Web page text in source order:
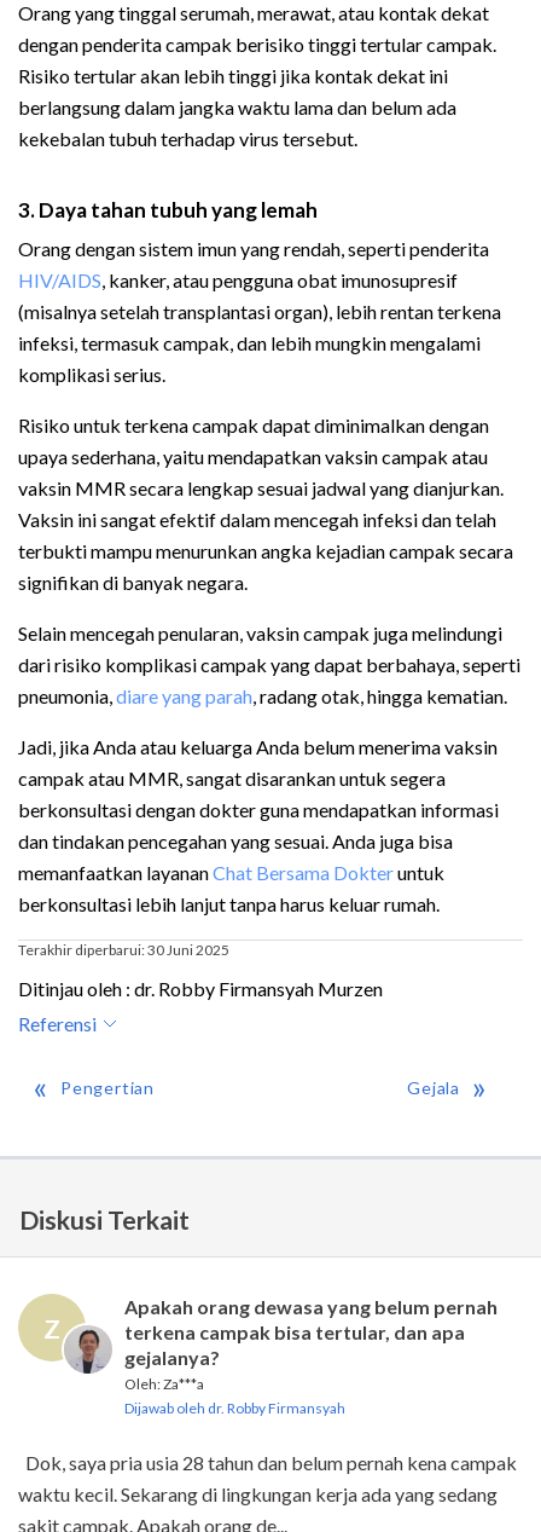
Orang yang tinggal serumah, merawat, atau kontak dekat
dengan penderita campak berisiko tinggi tertular campak.
Risiko tertular akan lebih tinggi jika kontak dekat ini
berlangsung dalam jangka waktu lama dan belum ada
kekebalan tubuh terhadap virus tersebut.
3. Daya tahan tubuh yang lemah
Orang dengan sistem imun yang rendah, seperti penderita
HIV/AIDS, kanker, atau pengguna obat imunosupresif
(misalnya setelah transplantasi organ), lebih rentan terkena
infeksi, termasuk campak, dan lebih mungkin mengalami
komplikasi serius.
Risiko untuk terkena campak dapat diminimalkan dengan
upaya sederhana, yaitu mendapatkan vaksin campak atau
vaksin MMR secara lengkap sesuai jadwal yang dianjurkan.
Vaksin ini sangat efektif dalam mencegah infeksi dan telah
terbukti mampu menurunkan angka kejadian campak secara
signifikan di banyak negara.
Selain mencegah penularan, vaksin campak juga melindungi
dari risiko komplikasi campak yang dapat berbahaya, seperti
pneumonia,diare yang parah, radang otak, hingga kematian.
Jadi, jika Anda atau keluarga Anda belum menerima vaksin
campak atau MMR, sangat disarankan untuk segera
berkonsultasi dengan dokter guna mendapatkan informasi
dan tindakan pencegahan yang sesuai. Anda juga bisa
memanfaatkan layananChat Bersama Dokteruntuk
berkonsultasi lebih lanjut tanpa harus keluar rumah.
Terakhir diperbarui: 30 Juni 2025